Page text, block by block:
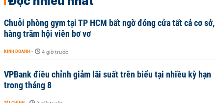
Chuỗi phòng gym tại TP HCM bất ngờ đóng cửa tất cả cơ sở,
hàng trăm hội viên bơ vơ
KINH DOANH - 4 giờ trước
VPBank điều chỉnh giảm lãi suất trên biểu tại nhiều kỳ hạn
trong tháng 8